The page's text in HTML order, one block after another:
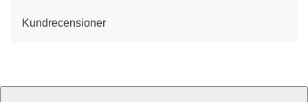
Kundrecensioner